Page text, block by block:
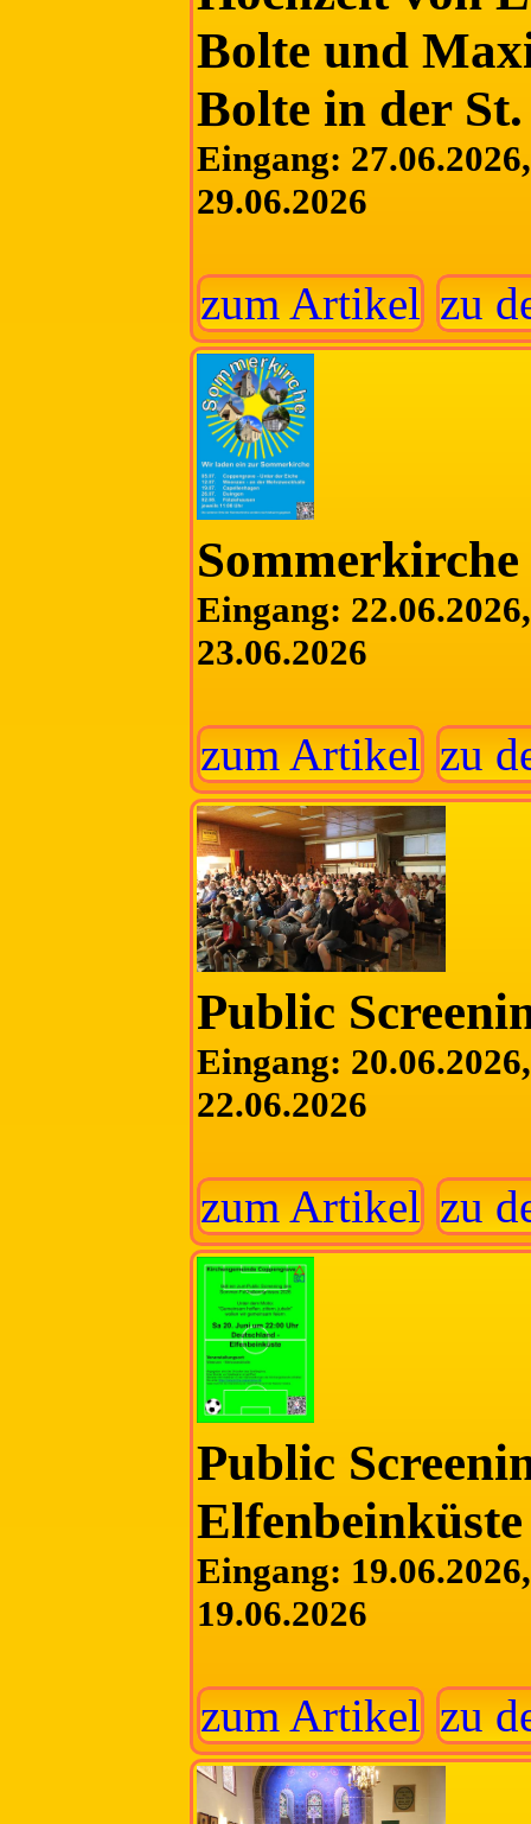
Bolte und
Bolte in der
Eingang:
29.06.2026
zum Artikel zu
Sommerkirche
Eingang:
23.06.2026
zum Artikel zu
Public
Eingang:
22.06.2026
zum Artikel zu
Public
Elfenbeinküste
Eingang:
19.06.2026
zum Artikel zu